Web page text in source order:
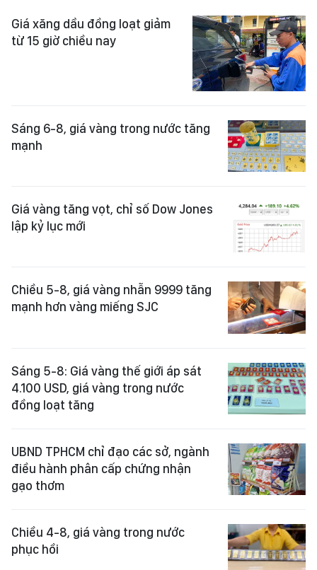
Giá xăng dầu đồng loạt giảm
từ 15 giờ chiều nay
Sáng 6-8, giá vàng trong nước tăng
mạnh
Giá vàng tăng vọt, chỉ số Dow Jones
lập kỷ lục mới
Chiều 5-8, giá vàng nhẫn 9999 tăng
mạnh hơn vàng miếng SJC
Sáng 5-8: Giá vàng thế giới áp sát
4.100 USD, giá vàng trong nước
đồng loạt tăng
UBND TPHCM chỉ đạo các sở, ngành
điều hành phân cấp chứng nhận
gạo thơm
Chiều 4-8, giá vàng trong nước
phục hồi